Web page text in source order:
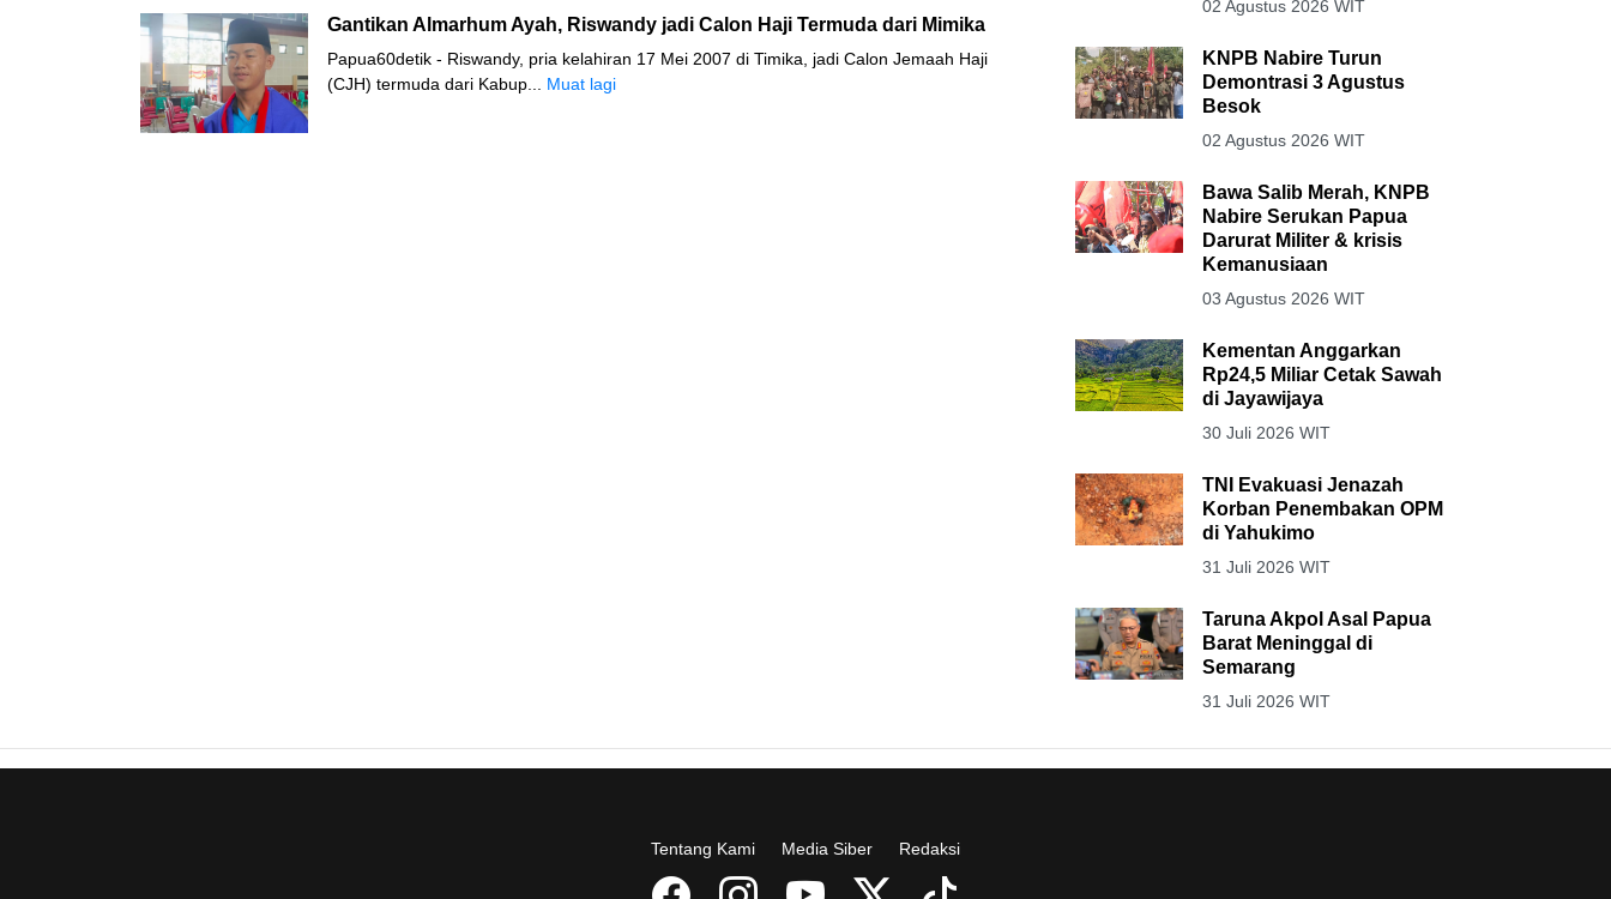
Gantikan Almarhum Ayah, Riswandy jadi Calon Haji Termuda dari Mimika
Papua60detik - Riswandy, pria kelahiran 17 Mei 2007 di Timika, jadi Calon Jemaah Haji
(CJH) termuda dari Kabup... Muat lagi
02 Agustus 2026 WIT
KNPB Nabire Turun
Demontrasi 3 Agustus
Besok
02 Agustus 2026 WIT
Bawa Salib Merah, KNPB
Nabire Serukan Papua
Darurat Militer & krisis
Kemanusiaan
03 Agustus 2026 WIT
Kementan Anggarkan
Rp24,5 Miliar Cetak Sawah
di Jayawijaya
30 Juli 2026 WIT
TNI Evakuasi Jenazah
Korban Penembakan OPM
di Yahukimo
31 Juli 2026 WIT
Taruna Akpol Asal Papua
Barat Meninggal di
Semarang
31 Juli 2026 WIT
Tentang Kami Media Siber Redaksi